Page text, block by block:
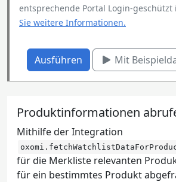
entsprechende Portal Login-geschützt
Sie weitere Informationen.
Mit
Ausführen
Produktinformationen
Mithilfe der Integration
für die Merkliste relevanten
für ein bestimmtes Produkt